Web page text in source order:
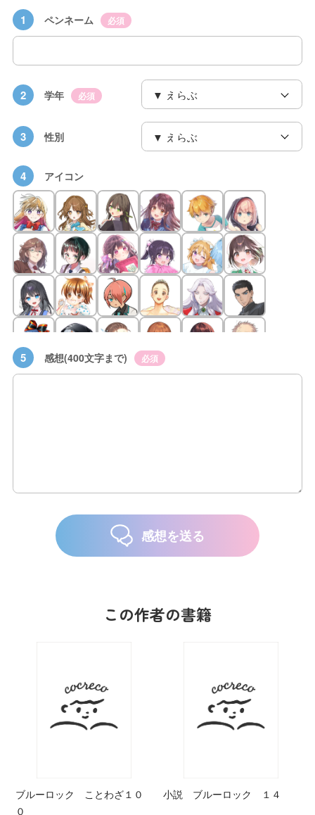
1 ペンネーム 必須
2 学年 必須
3 性別
4 アイコン
5 感想(400文字まで) 必須
感想を送る
この作者の書籍
ブルーロック ことわざ１０
０
小説 ブルーロック １４